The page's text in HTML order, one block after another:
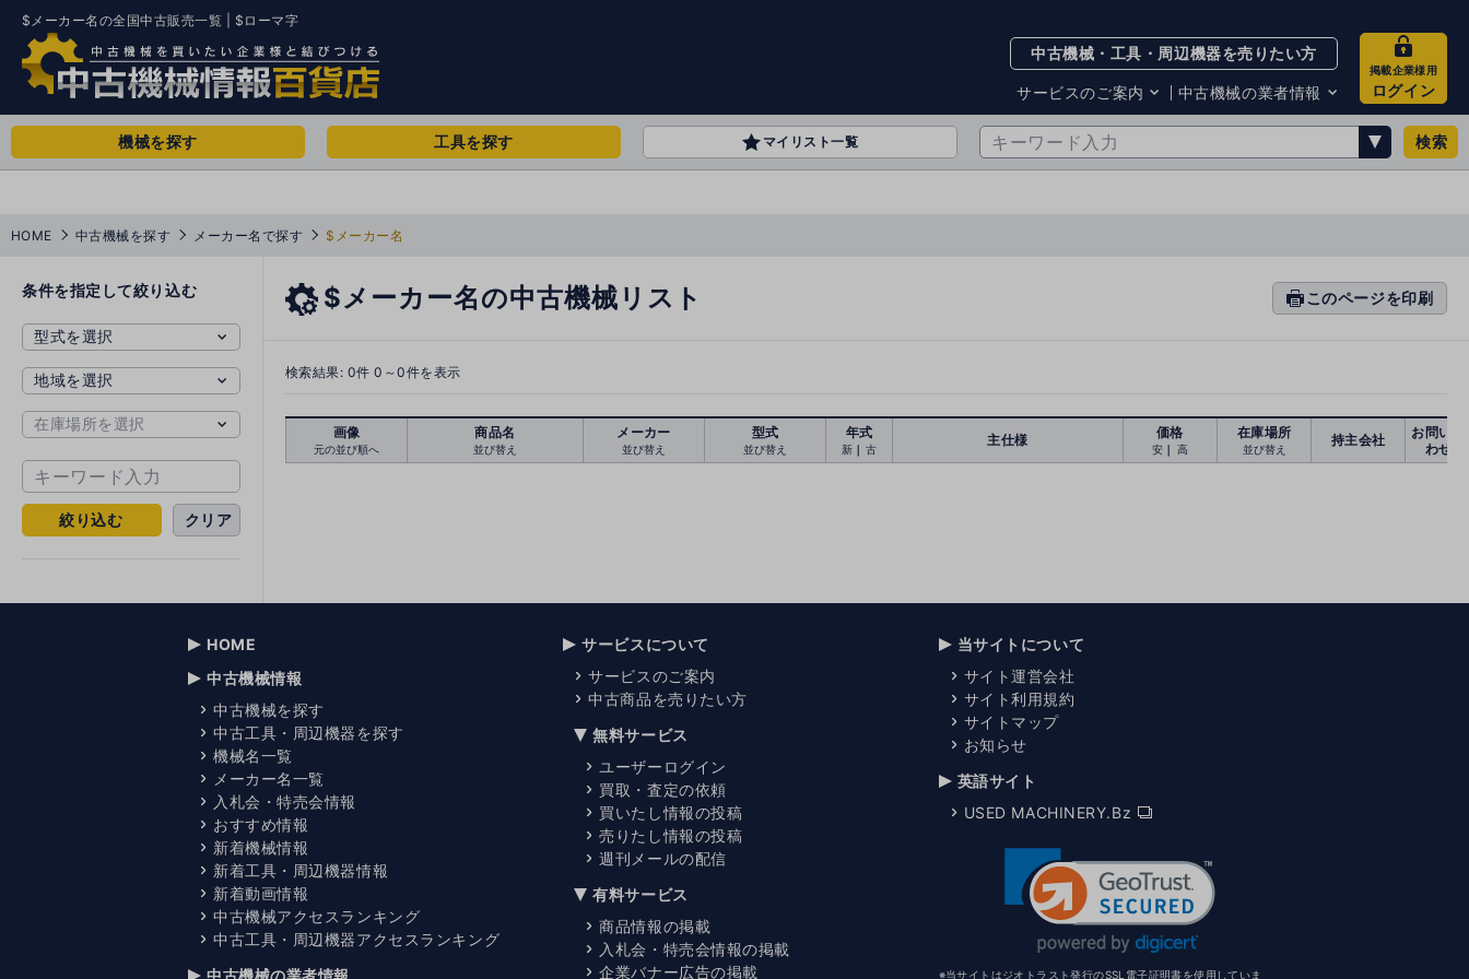
$メーカー名の全国中古販売一覧 | $ローマ字
中古機械・工具・周辺機器を売りたい方
サービスのご案内
サービスのご案内
お知らせ
中古機械の業者情報
買取・査定業者リスト
掲載企業様用
ログイン
機械を探す 工具を探す マイリスト一覧 検索
HOME 中古機械を探す メーカー名で探す $メーカー名
条件を指定して絞り込む
絞り込む クリア
$メーカー名の中古機械リスト
prin このページを印刷
検索結果: 0件 0～0件を表示
画像
元の並び順へ
商品名
並び替え
メーカー
並び替え
型式
並び替え
年式
新｜古
主仕様 価格
安 ｜ 高
在庫場所
並び替え
持主会社
お問い合
わせ
HOME
中古機械情報
中古機械を探す
中古工具・周辺機器を探す
機械名一覧
メーカー名一覧
入札会・特売会情報
おすすめ情報
新着機械情報
新着工具・周辺機器情報
新着動画情報
中古機械アクセスランキング
中古工具・周辺機器アクセスランキング
中古機械の業者情報
サービスについて
サービスのご案内
中古商品を売りたい方
無料サービス
ユーザーログイン
買取・査定の依頼
買いたし情報の投稿
売りたし情報の投稿
週刊メールの配信
有料サービス
商品情報の掲載
入札会・特売会情報の掲載
企業バナー広告の掲載
当サイトについて
サイト運営会社
サイト利用規約
サイトマップ
お知らせ
英語サイト
USED MACHINERY.Bz
※当サイトはジオトラスト発行のSSL電子証明書を使用していま